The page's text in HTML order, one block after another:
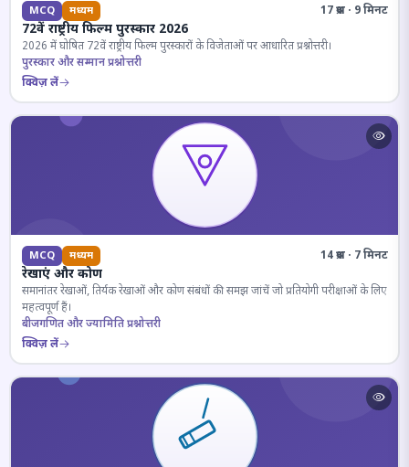
MCQ मध्यम 17 प्रश्न · 9 मिनट
72वें राष्ट्रीय फिल्म पुरस्कार 2026
2026 में घोषित 72वें राष्ट्रीय फिल्म पुरस्कारों के विजेताओं पर आधारित प्रश्नोत्तरी।
पुरस्कार और सम्मान प्रश्नोत्तरी
क्विज़ लें
MCQ मध्यम 14 प्रश्न · 7 मिनट
रेखाएं और कोण
समानांतर रेखाओं, तिर्यक रेखाओं और कोण संबंधों की समझ जांचें जो प्रतियोगी परीक्षाओं के लिए
महत्वपूर्ण हैं।
बीजगणित और ज्यामिति प्रश्नोत्तरी
क्विज़ लें